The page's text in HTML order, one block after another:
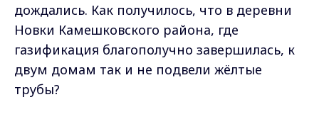
дождались. Как получилось, что в деревни
Новки Камешковского района, где
газификация благополучно завершилась, к
двум домам так и не подвели жёлтые
трубы?